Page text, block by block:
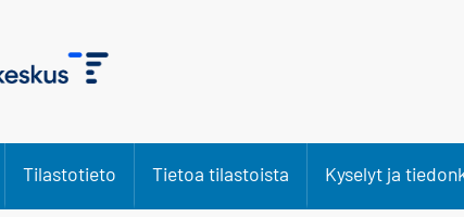
Tilastotieto Tietoa tilastoista Kyselyt ja